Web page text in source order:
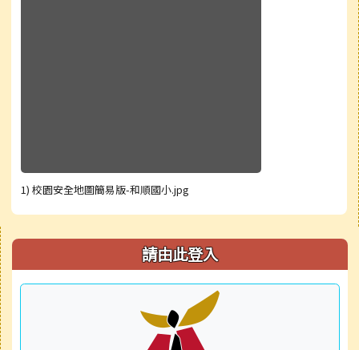
1) 校園安全地圖簡易版-和順國小.jpg
右邊區域內容 請由此登入